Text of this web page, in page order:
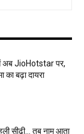
अब JioHotstar पर,
का बढ़ा दायरा
सीढ़ी… तब नाम आता